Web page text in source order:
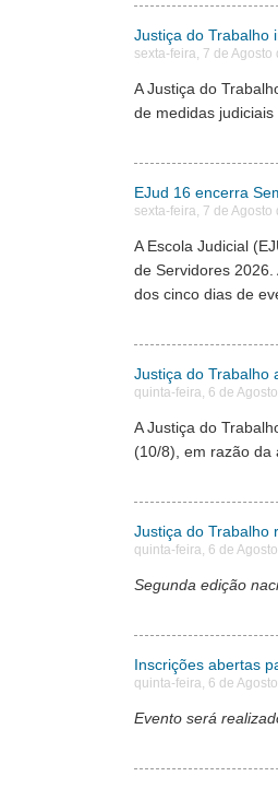
Justiça do Trabalho
sexta-feira, 7 de Agosto
A Justiça do
de medidas judiciais
EJud 16 encerra
sexta-feira, 7 de Agosto
A Escola Judicial
de Servidores
dos cinco dias de
Justiça do Trabalho
quinta-feira, 6 de
A Justiça do
(10/8), em razão da
Justiça do Trabalho
quinta-feira, 6 de
Segunda edição
Inscrições abertas
quinta-feira, 6 de
Evento será